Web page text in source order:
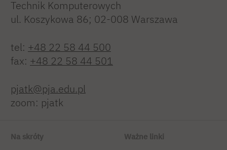
Technik Komputerowych
ul. Koszykowa 86; 02-008 Warszawa
tel: +48 22 58 44 500
fax: +48 22 58 44 501
pjatk@pja.edu.pl
zoom: pjatk
Na skróty Ważne linki